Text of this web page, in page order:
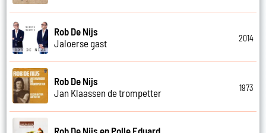
Rob De Nijs
Jaloerse gast
2014
Rob De Nijs
Jan Klaassen de trompetter
1973
Rob De Nijs en Polle Eduard